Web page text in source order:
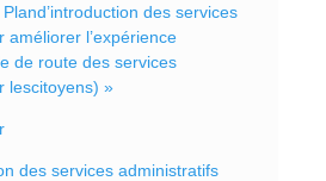
des services
améliorer l’expérience
de route des services
lescitoyens) »
des services administratifs